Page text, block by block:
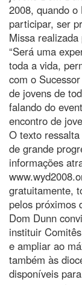
2008, quando
participar, ser
Missa
“Será uma
toda a vida,
com o
de jovens de
falando do
encontro de
O texto
de grande
informações
gratuitamente,
pelos próximos
Dom Dunn
instituir
e ampliar ao
também às
disponíveis